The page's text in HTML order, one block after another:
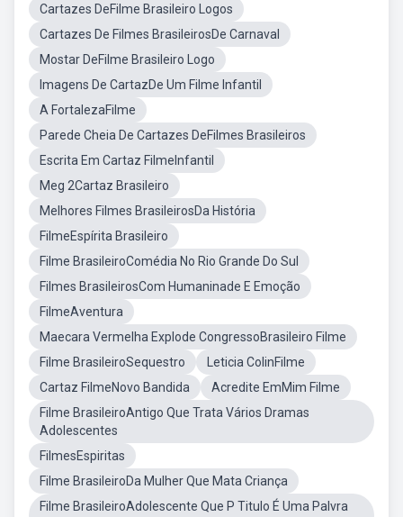
Cartazes DeFilme Brasileiro Logos
Cartazes De Filmes BrasileirosDe Carnaval
Mostar DeFilme Brasileiro Logo
Imagens De CartazDe Um Filme Infantil
A FortalezaFilme
Parede Cheia De Cartazes DeFilmes Brasileiros
Escrita Em Cartaz FilmeInfantil
Meg 2Cartaz Brasileiro
Melhores Filmes BrasileirosDa História
FilmeEspírita Brasileiro
Filme BrasileiroComédia No Rio Grande Do Sul
Filmes BrasileirosCom Humaninade E Emoção
FilmeAventura
Maecara Vermelha Explode CongressoBrasileiro Filme
Filme BrasileiroSequestro
Leticia ColinFilme
Cartaz FilmeNovo Bandida
Acredite EmMim Filme
Filme BrasileiroAntigo Que Trata Vários Dramas
Adolescentes
FilmesEspiritas
Filme BrasileiroDa Mulher Que Mata Criança
Filme BrasileiroAdolescente Que P Titulo É Uma Palvra